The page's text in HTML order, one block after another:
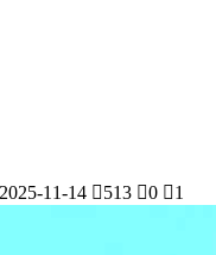
2025-11-14 513 0 1